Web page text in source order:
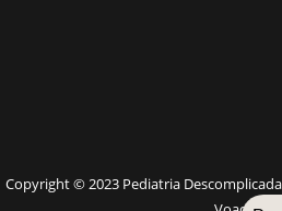
Copyright © 2023 Pediatria